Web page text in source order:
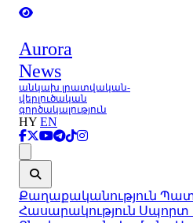
Aurora
News
անկախ լրատվական-
վերլուծական
գործակալություն
HY EN
Քաղաքականություն
Հասարակություն Սպորտ